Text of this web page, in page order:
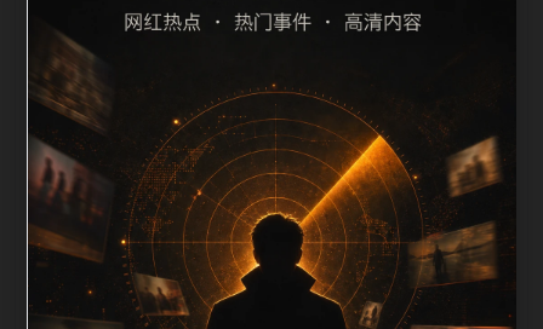
间识别一致主题。后续每日采集时，建议继续执行远程
图片本地化、坏图默认图兜底、标题去重和 description
长度过滤。如果同一主题下有多个相近页面，应通过不
同角度补充事件背景、访问场景、相关问题或专题入
口，降低站群页面之间的重复感。页面底部保留同类推
荐、上一篇下一篇和 sitemap 入口，保证重要页面点击
深度尽量控制在三次以内。正文维护时可按用户搜索路
径补充三类信息：入口是否稳定、同栏目还有哪些可继
续阅读、移动端打开时图片和摘要是否一致。每次新增